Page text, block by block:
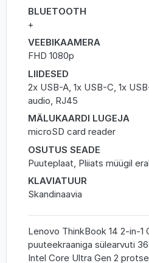
BLUETOOTH
+
VEEBIKAAMERA
FHD 1080p
LIIDESED
2x USB-A, 1x USB-C, 1x
audio, RJ45
MÄLUKAARDI LUGEJA
microSD card reader
OSUTUS SEADE
Puuteplaat, Pliiats müügil
KLAVIATUUR
Skandinaavia
Lenovo ThinkBook 14 2-in-1
puuteekraaniga sülearvuti
Intel Core Ultra Gen 2